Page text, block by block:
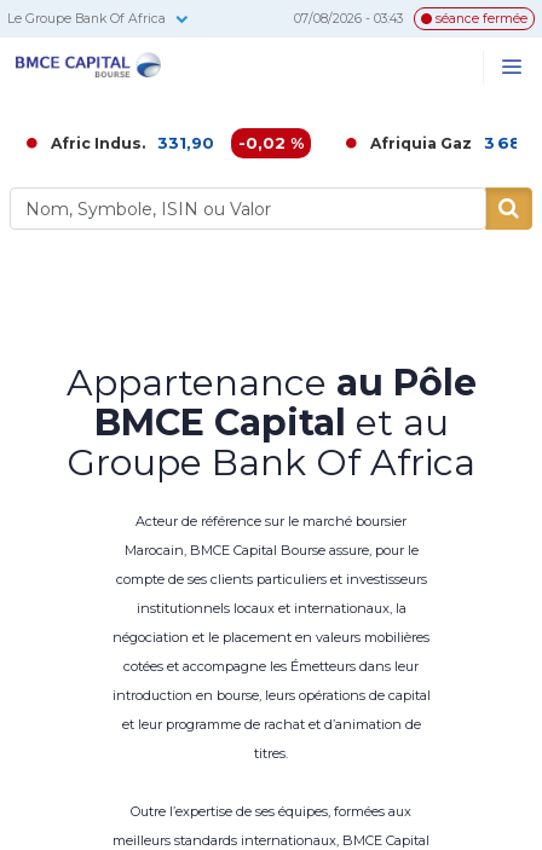
Le Groupe Bank Of Africa 07/08/2026 - 03:43 séance fermée
Indus. 331,90 -0,02 % Afriquia Gaz 3 686,00 -
Appartenance au Pôle
BMCE Capital et au
Groupe Bank Of Africa
Acteur de référence sur le marché boursier
Marocain, BMCE Capital Bourse assure, pour le
compte de ses clients particuliers et investisseurs
institutionnels locaux et internationaux, la
négociation et le placement en valeurs mobilières
cotées et accompagne les Émetteurs dans leur
introduction en bourse, leurs opérations de capital
et leur programme de rachat et d’animation de
titres.
Outre l’expertise de ses équipes, formées aux
meilleurs standards internationaux, BMCE Capital